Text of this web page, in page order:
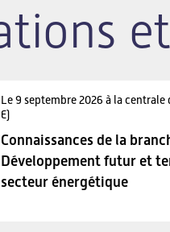
Le 9 septembre 2026 à la centrale
E)
Connaissances de la
Développement futur et
secteur énergétique